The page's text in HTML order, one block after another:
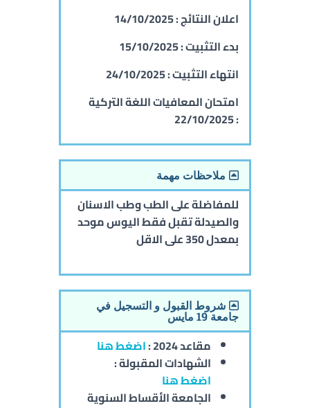
اعلان النتائج :14/10/2025
بدء التثبيت :15/10/2025
انتهاء التثبيت :24/10/2025
امتحان المعافيات اللغة التركية
:
22/10/2025
ملاحظات مهمة
للمفاضلة على الطب وطب الاسنان
والصيدلة تقبل فقط اليوس موحد
بمعدل 350 على الاقل
شروط القبول و التسجيل في
جامعة 19 مايس
مقاعد 2024 :
اضغط هنا
الشهادات المقبولة :
اضغط هنا
الجامعةالأقساط السنوية